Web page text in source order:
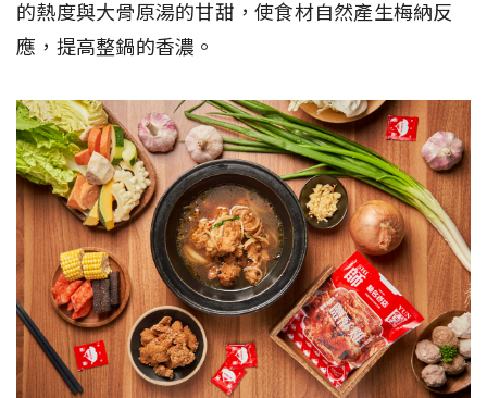
的熱度與大骨原湯的甘甜，使食材自然產生梅納反
應，提高整鍋的香濃。